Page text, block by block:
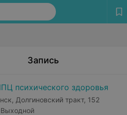
Запись
психического здоровья
Долгиновский тракт, 152
Выходной